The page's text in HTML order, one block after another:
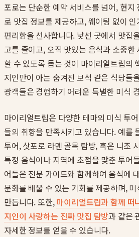
포로는 단순한 예약 서비스를 넘어, 현지
로 맛집 정보를 제공하고, 웨이팅 없이
편리함을 선사합니다. 낯선 곳에서 맛집
고를 줄이고, 오직 맛있는 음식과 소중한
할 수 있도록 돕는 것이 마이리얼트립의
지인만이 아는 숨겨진 보석 같은 식당들
광객들은 경험하기 어려운 특별한 미식
마이리얼트립은 다양한 테마의 미식 투
들의 취향을 만족시키고 있습니다. 예를
투어, 삿포로 라멘 골목 탐방, 혹은 니조
특정 음식이나 지역에 초점을 맞춘 투어
어들은 전문 가이드와 함께하여 음식에
문화를 배울 수 있는 기회를 제공하며,
만듭니다. 또한,마이리얼트립과 함께 떠
지인이 사랑하는 진짜 맛집 탐방과 같은
자세한 정보를 얻을 수 있습니다.